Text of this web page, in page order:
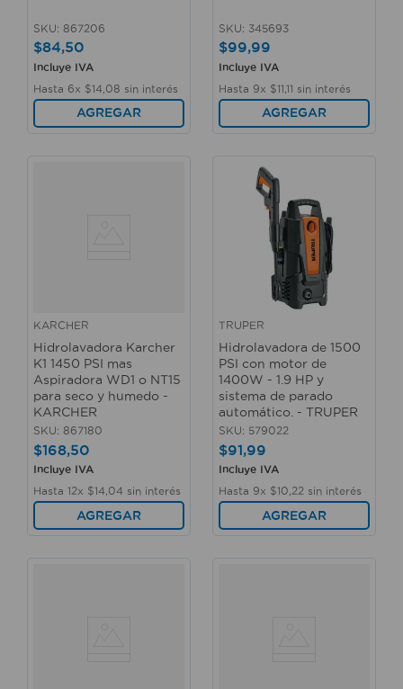
SKU: 867206
$84,50
Incluye IVA
Hasta 6x $14 08 sin interés
AGREGAR
SKU: 345693
$99,99
Incluye IVA
Hasta 9x $11 11 sin interés
AGREGAR
KARCHER
Hidrolavadora Karcher
K1 1450 PSI mas
Aspiradora WD1 o NT15
para seco y humedo -
KARCHER
SKU: 867180
$168,50
Incluye IVA
Hasta 12x $14 04 sin interés
AGREGAR
TRUPER
Hidrolavadora de 1500
PSI con motor de
1400W - 1.9 HP y
sistema de parado
automático. - TRUPER
SKU: 579022
$91,99
Incluye IVA
Hasta 9x $10 22 sin interés
AGREGAR